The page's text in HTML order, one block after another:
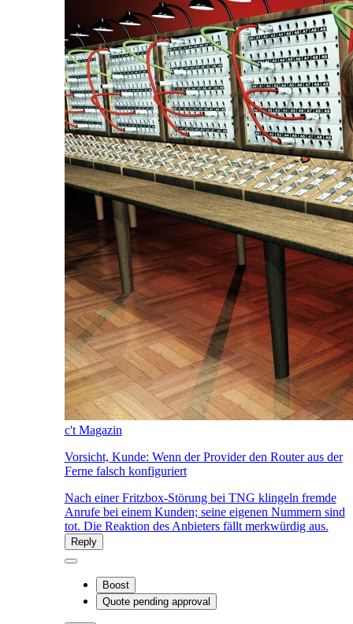
c't Magazin
Vorsicht, Kunde: Wenn der Provider den Router aus der
Ferne falsch konfiguriert
Nach einer Fritzbox-Störung bei TNG klingeln fremde
Anrufe bei einem Kunden; seine eigenen Nummern sind
tot. Die Reaktion des Anbieters fällt merkwürdig aus.
Reply
Boost
Quote pending approval